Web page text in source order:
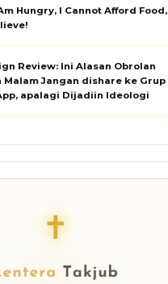
Hungry, I Cannot Afford Food,
Review: Ini Alasan Obrolan
Malam Jangan dishare ke Grup
apalagi Dijadiin Ideologi
✝